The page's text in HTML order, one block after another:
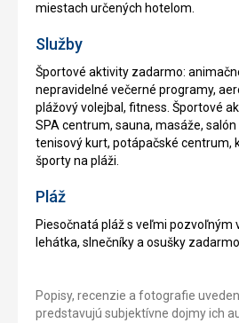
miestach určených hotelom.
Služby
Športové aktivity zadarmo:
nepravidelné večerné programy,
plážový volejbal, fitness. Športové
SPA centrum, sauna, masáže,
tenisový kurt, potápačské centrum,
športy na pláži.
Pláž
Piesočnatá pláž s veľmi pozvoľným
lehátka, slnečníky a osušky
Popisy, recenzie a fotografie
predstavujú subjektívne dojmy ich